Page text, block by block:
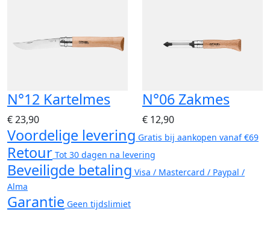
N°12 Kartelmes
€ 23,90
N°06 Zakmes
€ 12,90
Voordelige levering Gratis bij aankopen vanaf €69
Retour Tot 30 dagen na levering
Beveiligde betaling Visa / Mastercard / Paypal /
Alma
Garantie Geen tijdslimiet